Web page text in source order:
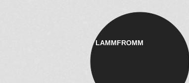
LAMMFROMM​